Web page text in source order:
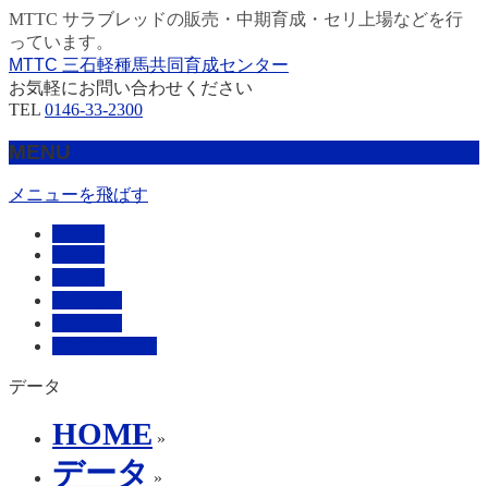
MTTC サラブレッドの販売・中期育成・セリ上場などを行
っています。
MTTC 三石軽種馬共同育成センター
お気軽にお問い合わせください
TEL 0146-33-2300
MENU
メニューを飛ばす
データ
HOME »
データ »